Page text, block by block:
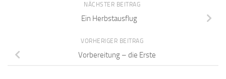
NÄCHSTER BEITRAG
Ein Herbstausflug
VORHERIGER BEITRAG
Vorbereitung – die Erste